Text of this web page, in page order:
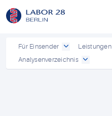
Für Einsender
Leistungen
Analysenverzeichnis